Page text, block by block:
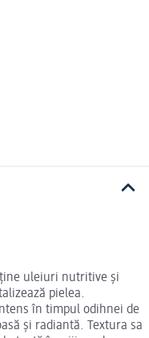
uleiuri nutritive și
pielea.
în timpul odihnei de
și radiantă. Textura sa